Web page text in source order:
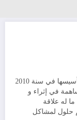
مدونة تقنية يوجد مقرها في المغرب, و قد تم تأسيسها في سنة 2010
في إثراء و
له علاقة
حلول لمشاكل